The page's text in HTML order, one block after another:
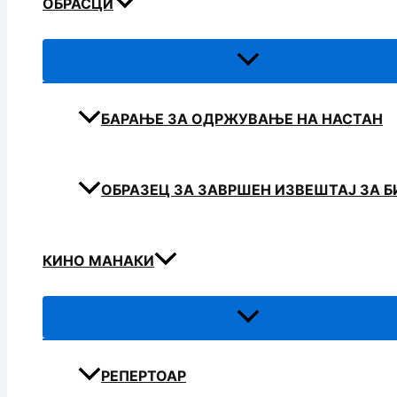
ОБРАСЦИ
БАРАЊЕ ЗА ОДРЖУВАЊЕ НА НАСТАН
ОБРАЗЕЦ ЗА ЗАВРШЕН ИЗВЕШТАЈ ЗА
КИНО МАНАКИ
РЕПЕРТОАР